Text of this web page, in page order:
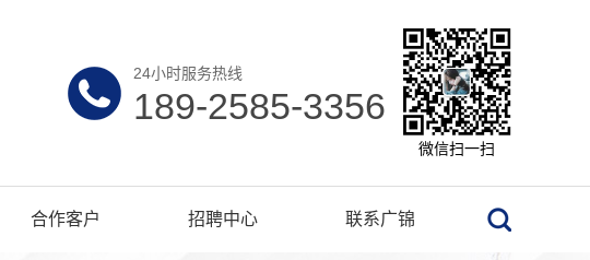
24小时服务热线
189-2585-3356
微信扫一扫
合作客户 招聘中心 联系广锦